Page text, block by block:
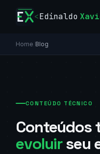
<Edinaldo
Home Blog
CONTEÚDO TÉCNICO
Conteúdos
evoluirseu